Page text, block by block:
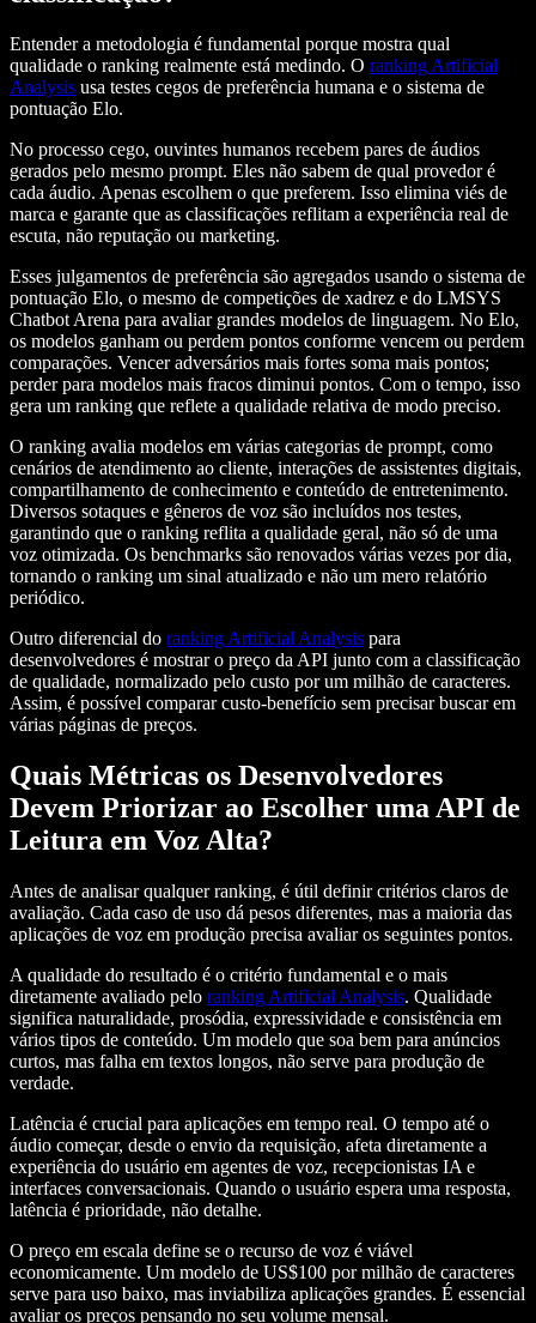
Entender a metodologia é fundamental porque mostra qual
qualidade o ranking realmente está medindo. O ranking Artificial
Analysis usa testes cegos de preferência humana e o sistema de
pontuação Elo.
No processo cego, ouvintes humanos recebem pares de áudios
gerados pelo mesmo prompt. Eles não sabem de qual provedor é
cada áudio. Apenas escolhem o que preferem. Isso elimina viés de
marca e garante que as classificações reflitam a experiência real de
escuta, não reputação ou marketing.
Esses julgamentos de preferência são agregados usando o sistema de
pontuação Elo, o mesmo de competições de xadrez e do LMSYS
Chatbot Arena para avaliar grandes modelos de linguagem. No Elo,
os modelos ganham ou perdem pontos conforme vencem ou perdem
comparações. Vencer adversários mais fortes soma mais pontos;
perder para modelos mais fracos diminui pontos. Com o tempo, isso
gera um ranking que reflete a qualidade relativa de modo preciso.
O ranking avalia modelos em várias categorias de prompt, como
cenários de atendimento ao cliente, interações de assistentes digitais,
compartilhamento de conhecimento e conteúdo de entretenimento.
Diversos sotaques e gêneros de voz são incluídos nos testes,
garantindo que o ranking reflita a qualidade geral, não só de uma
voz otimizada. Os benchmarks são renovados várias vezes por dia,
tornando o ranking um sinal atualizado e não um mero relatório
periódico.
Outro diferencial do ranking Artificial Analysis para
desenvolvedores é mostrar o preço da API junto com a classificação
de qualidade, normalizado pelo custo por um milhão de caracteres.
Assim, é possível comparar custo-benefício sem precisar buscar em
várias páginas de preços.
Quais Métricas os Desenvolvedores
Devem Priorizar ao Escolher uma API de
Leitura em Voz Alta?
Antes de analisar qualquer ranking, é útil definir critérios claros de
avaliação. Cada caso de uso dá pesos diferentes, mas a maioria das
aplicações de voz em produção precisa avaliar os seguintes pontos.
A qualidade do resultado é o critério fundamental e o mais
diretamente avaliado pelo ranking Artificial Analysis. Qualidade
significa naturalidade, prosódia, expressividade e consistência em
vários tipos de conteúdo. Um modelo que soa bem para anúncios
curtos, mas falha em textos longos, não serve para produção de
verdade.
Latência é crucial para aplicações em tempo real. O tempo até o
áudio começar, desde o envio da requisição, afeta diretamente a
experiência do usuário em agentes de voz, recepcionistas IA e
interfaces conversacionais. Quando o usuário espera uma resposta,
latência é prioridade, não detalhe.
O preço em escala define se o recurso de voz é viável
economicamente. Um modelo de US$100 por milhão de caracteres
serve para uso baixo, mas inviabiliza aplicações grandes. É essencial
avaliar os preços pensando no seu volume mensal.